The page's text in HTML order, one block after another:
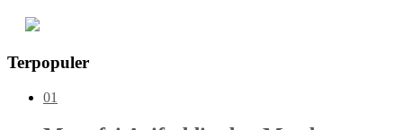
Terpopuler
01